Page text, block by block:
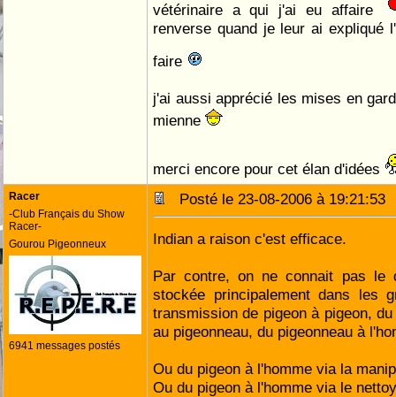
vétérinaire a qui j'ai eu affaire
renverse quand je leur ai expliqué
faire
j'ai aussi apprécié les mises en
mienne
merci encore pour cet élan d'idées
Racer
-Club Français du Show
Racer-
Gourou Pigeonneux
6941 messages postés
Posté le 23-08-2006 à
Indian a raison c'est efficace.
Par contre, on ne connait pas le
stockée principalement dans les
transmission de pigeon à pigeon,
au pigeonneau, du pigeonneau à
Ou du pigeon à l'homme via la
Ou du pigeon à l'homme via le